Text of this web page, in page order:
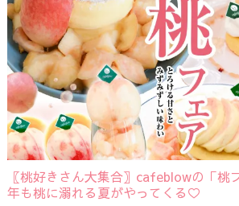
〖桃好きさん大集合〗cafeblowの「桃
年も桃に溺れる夏がやってくる♡